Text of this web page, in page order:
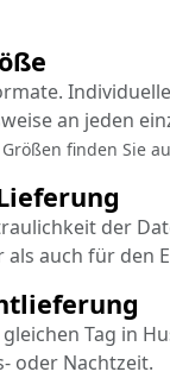
der
als auch für den
Tag in
oder Nachtzeit.
Individuelle
an jeden
finden Sie